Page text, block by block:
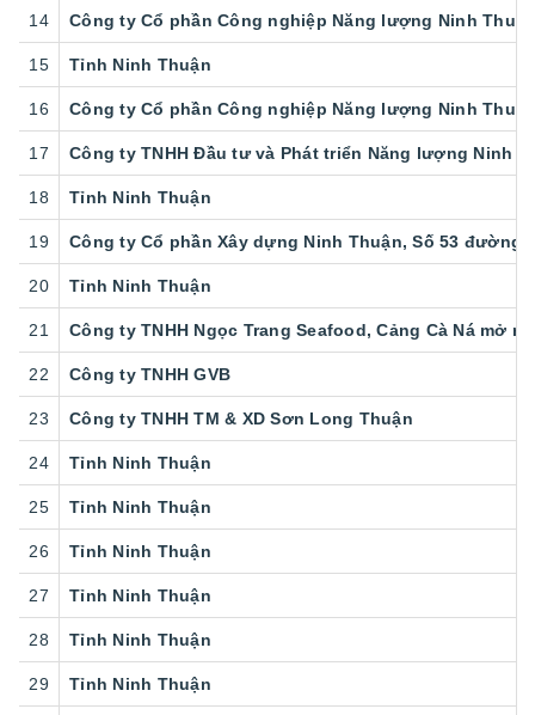
14 Công ty Cổ phần Công nghiệp Năng lượng Ninh
15 Tỉnh Ninh Thuận
16 Công ty Cổ phần Công nghiệp Năng lượng Ninh
17 Công ty TNHH Đầu tư và Phát triển Năng lượng Ninh
18 Tỉnh Ninh Thuận
19 Công ty Cổ phần Xây dựng Ninh Thuận, Số 53 đường
20 Tỉnh Ninh Thuận
21 Công ty TNHH Ngọc Trang Seafood, Cảng Cà Ná mở
22 Công ty TNHH GVB
23 Công ty TNHH TM & XD Sơn Long Thuận
24 Tỉnh Ninh Thuận
25 Tỉnh Ninh Thuận
26 Tỉnh Ninh Thuận
27 Tỉnh Ninh Thuận
28 Tỉnh Ninh Thuận
29 Tỉnh Ninh Thuận